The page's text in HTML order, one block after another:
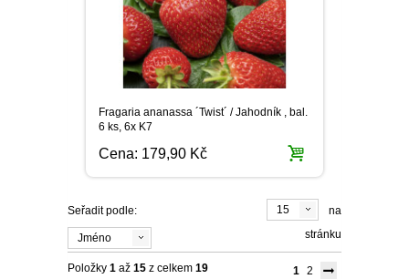
Fragaria ananassa ´Twist´ / Jahodník , bal.
6 ks, 6x K7
Cena: 179,90 Kč
Seřadit podle:
Jméno
15
na
stránku
Položky 1 až 15 z celkem 19 1 2